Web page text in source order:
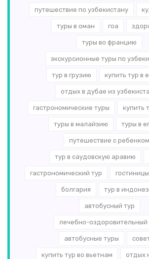
путешествие по узбекистану
туры в оман гоа
туры во францию
экскурсионные туры по
тур в грузию купить тур в
отдых в дубае из
гастрономические туры купить
туры в малайзию туры в
путешествие с ребенком
тур в саудовскую аравию
гастрономический тур гостиницы
болгария тур в
автобусный тур
лечебно-оздоровительный
автобусные туры
купить тур во вьетнам отдых